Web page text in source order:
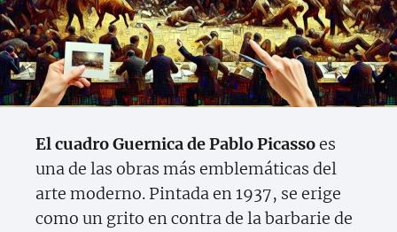
El cuadro Guernica de Pablo Picassoes
una de las obras más emblemáticas del
arte moderno. Pintada en 1937, se erige
como un grito en contra de la barbarie de